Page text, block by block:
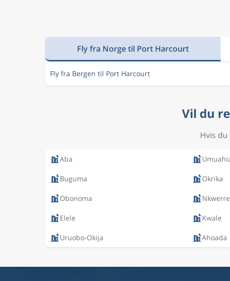
Fly fra Norge til Port Harcourt
Fly fra Bergen til Port Harcourt
Vil du
Hvis
Aba
Buguma Okrika
Obonoma Nkwerre
Elele Kwale
Uruobo-Okija Ahoada